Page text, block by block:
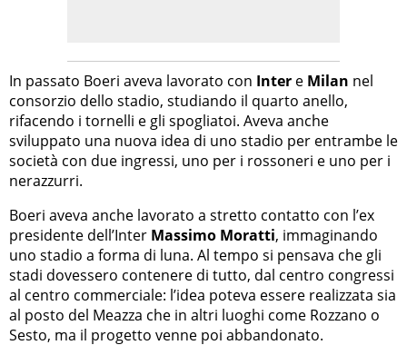
In passato Boeri aveva lavorato con Inter e Milan nel
consorzio dello stadio, studiando il quarto anello,
rifacendo i tornelli e gli spogliatoi. Aveva anche
sviluppato una nuova idea di uno stadio per entrambe le
società con due ingressi, uno per i rossoneri e uno per i
nerazzurri.
Boeri aveva anche lavorato a stretto contatto con l’ex
presidente dell’Inter Massimo Moratti, immaginando
uno stadio a forma di luna. Al tempo si pensava che gli
stadi dovessero contenere di tutto, dal centro congressi
al centro commerciale: l’idea poteva essere realizzata sia
al posto del Meazza che in altri luoghi come Rozzano o
Sesto, ma il progetto venne poi abbandonato.